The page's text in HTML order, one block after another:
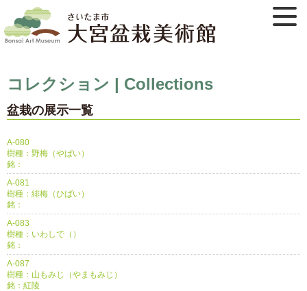
コレクション | Collections
盆栽の展示一覧
A-080
樹種：野梅（やばい）
銘：
A-081
樹種：緋梅（ひばい）
銘：
A-083
樹種：いわしで（）
銘：
A-087
樹種：山もみじ（やまもみじ）
銘：紅陵